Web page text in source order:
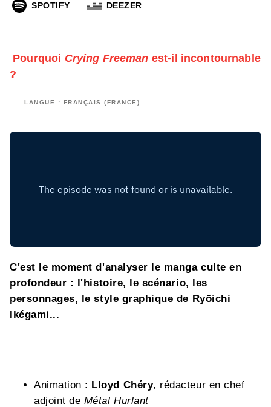
SPOTIFY DEEZER
Pourquoi Crying Freeman est-il incontournable
?
LANGUE : FRANÇAIS (FRANCE)
C'est le moment d'analyser le manga culte en
profondeur : l'histoire, le scénario, les
personnages, le style graphique de Ryōichi
Ikégami...
Animation : Lloyd Chéry, rédacteur en chef
adjoint de Métal Hurlant